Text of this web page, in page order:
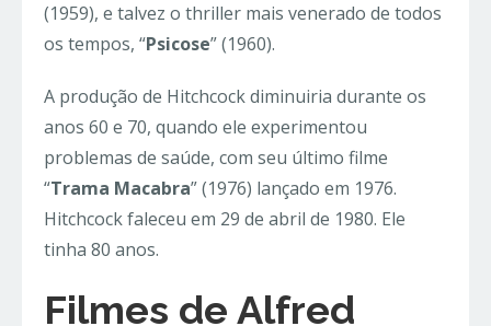
(1959), e talvez o thriller mais venerado de todos
os tempos, “Psicose” (1960).
A produção de Hitchcock diminuiria durante os
anos 60 e 70, quando ele experimentou
problemas de saúde, com seu último filme
“Trama Macabra” (1976) lançado em 1976.
Hitchcock faleceu em 29 de abril de 1980. Ele
tinha 80 anos.
Filmes de Alfred